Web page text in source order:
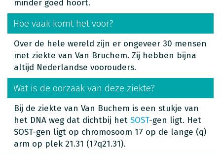
minder goed hoort.
Hoe vaak komt het voor?
Over de hele wereld zijn er ongeveer 30 mensen
met ziekte van Van Bruchem. Zij hebben bijna
altijd Nederlandse voorouders.
Wat is de oorzaak van deze ziekte?
Bij de ziekte van Van Buchem is een stukje van
het DNA weg dat dichtbij het SOST-gen ligt. Het
SOST-gen ligt op chromosoom 17 op de lange (q)
arm op plek 21.31 (17q21.31).